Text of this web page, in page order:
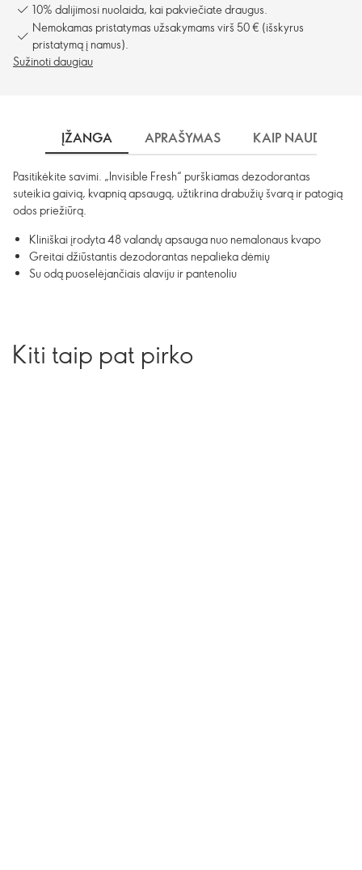
10% dalijimosi nuolaida, kai pakviečiate draugus.
Nemokamas pristatymas užsakymams virš 50 € (išskyrus
pristatymą į namus).
Sužinoti daugiau
ĮŽANGA APRAŠYMAS KAIP NAUDOTI?
Pasitikėkite savimi. „Invisible Fresh“ purškiamas dezodorantas
suteikia gaivią, kvapnią apsaugą, užtikrina drabužių švarą ir patogią
odos priežiūrą.
Kliniškai įrodyta 48 valandų apsauga nuo nemalonaus kvapo
Greitai džiūstantis dezodorantas nepalieka dėmių
Su odą puoselėjančiais alaviju ir pantenoliu
Kiti taip pat pirko